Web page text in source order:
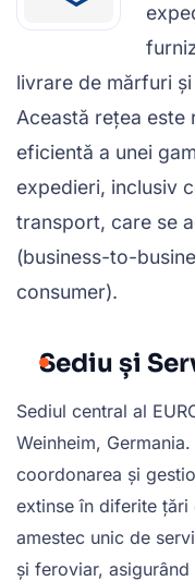
livrare de mărfuri
Această rețea este
eficientă a unei
expedieri, inclusiv
transport, care se
(business-to-
consumer).
Sediu și
Sediul central al
Weinheim,
coordonarea și
extinse în diferite țări
amestec unic de
și feroviar,